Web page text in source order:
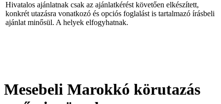
Hivatalos ajánlatnak csak az ajánlatkérést követően elkészített,
konkrét utazásra vonatkozó és opciós foglalást is tartalmazó írásbeli
ajánlat minősül. A helyek elfogyhatnak.
Mesebeli Marokkó körutazás